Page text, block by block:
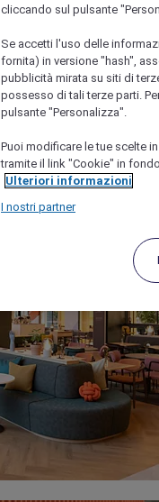
cliccando sul pulsante
Se accetti l'uso delle
fornita) in versione "hash",
pubblicità mirata su siti di
possesso di tali terze parti.
pulsante "Personalizza".
Puoi modificare le tue scelte
tramite il link "Cookie" in
Ulteriori informazioni
I nostri partner